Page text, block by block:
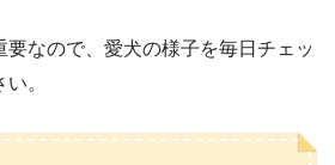
なので、愛犬の様子を毎日チェッ
。